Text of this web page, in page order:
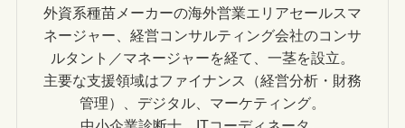
外資系種苗メーカーの海外営業エリアセールスマ
ネージャー、経営コンサルティング会社のコンサ
ルタント／マネージャーを経て、一茎を設立。
主要な支援領域はファイナンス（経営分析・財務
管理）、デジタル、マーケティング。